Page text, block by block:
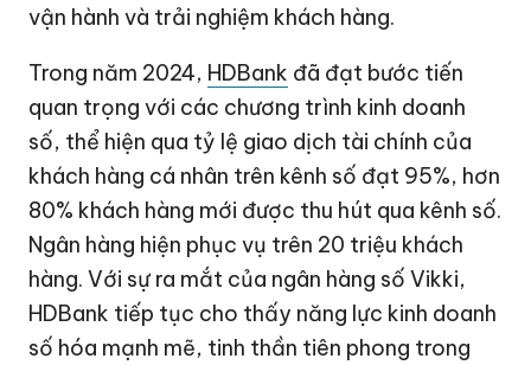
vận hành và trải nghiệm khách hàng.
Trong năm 2024, HDBank đã đạt bước tiến
quan trọng với các chương trình kinh doanh
số, thể hiện qua tỷ lệ giao dịch tài chính của
khách hàng cá nhân trên kênh số đạt 95%, hơn
80% khách hàng mới được thu hút qua kênh số.
Ngân hàng hiện phục vụ trên 20 triệu khách
hàng. Với sự ra mắt của ngân hàng số Vikki,
HDBank tiếp tục cho thấy năng lực kinh doanh
số hóa mạnh mẽ, tinh thần tiên phong trong